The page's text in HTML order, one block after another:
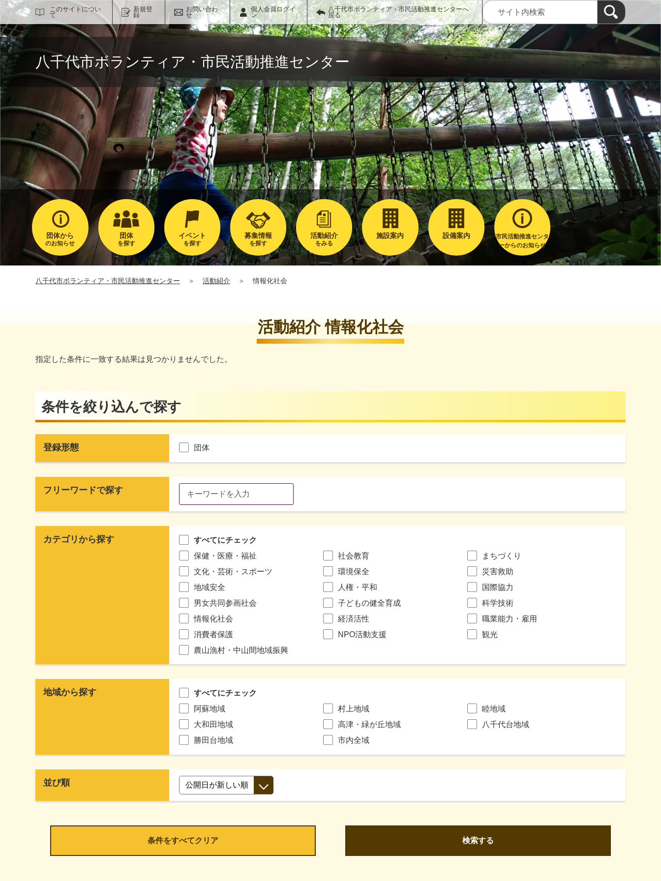
このサイトについ
て
新規登
録
お問い合わ
せ
個人会員ログイ
ン
八千代市ボランティア・市民活動推進センターへ
戻る
サイト内検索
八千代市ボランティア・市民活動推進センター
団体から
のお知らせ
団体
を探す
イベント
を探す
募集情報
を探す
活動紹介
をみる
施設案内 設備案内
市民活動推進センタ
ーからのお知らせ
八千代市ボランティア・市民活動推進センター ＞ 活動紹介 ＞ 情報化社会
活動紹介 情報化社会
指定した条件に一致する結果は見つかりませんでした。
条件を絞り込んで探す
登録形態 団体
フリーワードで探す
カテゴリから探す
すべてにチェック
保健・医療・福祉
社会教育
まちづくり
文化・芸術・スポーツ
環境保全
災害救助
地域安全
人権・平和
国際協力
男女共同参画社会
子どもの健全育成
科学技術
情報化社会
経済活性
職業能力・雇用
消費者保護
NPO活動支援
観光
農山漁村・中山間地域振興
地域から探す
すべてにチェック
阿蘇地域
村上地域
睦地域
大和田地域
高津・緑が丘地域
八千代台地域
勝田台地域
市内全域
並び順
検索する